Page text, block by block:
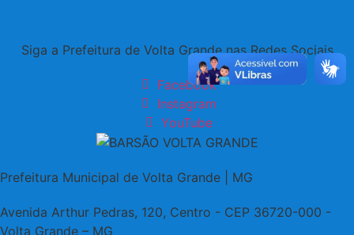
Siga a Prefeitura de Volta Grande nas Redes Sociais
Facebook
Instagram
YouTube
Prefeitura Municipal de Volta Grande | MG
Avenida Arthur Pedras, 120, Centro - CEP 36720-000 -
Volta Grande – MG